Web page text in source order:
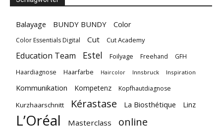
Balayage BUNDY BUNDY Color
Color Essentials Digital Cut Cut Academy
Education Team Estel Foilyage Freehand
GFH
Haardiagnose
Haarfarbe Haircolor Innsbruck Inspiration
Kommunikation Kompetenz Kopfhautdiagnose
Kurzhaarschnitt Kérastase La Biosthétique Linz
L’Oréal Masterclass online